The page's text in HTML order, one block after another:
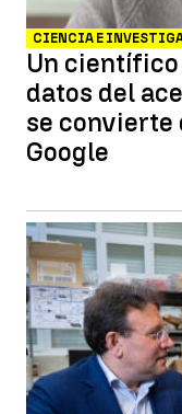
CIENCIA E
Un
datos del
se convierte
Google